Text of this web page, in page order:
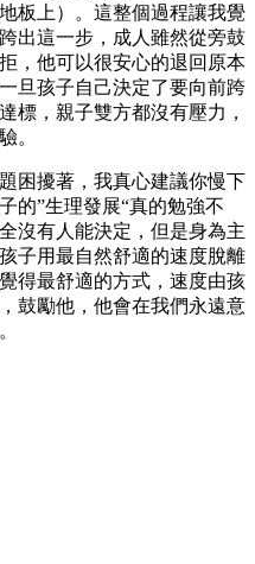
板上）。這整個過程讓我覺
出這一步，成人雖然從旁鼓
，他可以很安心的退回原本
旦孩子自己決定了要向前跨
標，親子雙方都沒有壓力，
。
困擾著，我真心建議你慢下
的”生理發展“真的勉強不
沒有人能決定，但是身為主
子用最自然舒適的速度脫離
得最舒適的方式，速度由孩
鼓勵他，他會在我們永遠意